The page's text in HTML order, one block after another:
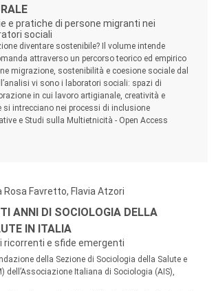
e pratiche di persone migranti nei
sociali
diventare sostenibile? Il volume intende
attraverso un percorso teorico ed empirico
migrazione, sostenibilità e coesione sociale dal
vi sono i laboratori sociali: spazi di
in cui lavoro artigianale, creatività e
si intrecciano nei processi di inclusione
e Studi sulla Multietnicità - Open Access
Rosa Favretto, Flavia Atzori
ANNI DI SOCIOLOGIA DELLA
IN ITALIA
ricorrenti e sfide emergenti
della Sezione di Sociologia della Salute e
dell’Associazione Italiana di Sociologia (AIS),